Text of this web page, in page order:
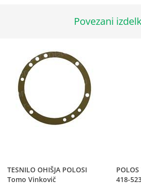
Povezani
TESNILO OHIŠJA POLOSI
Tomo Vinkovič
418-